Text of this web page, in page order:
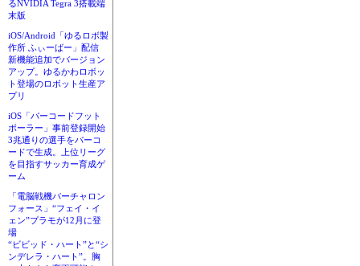
るNVIDIA Tegra 3搭載端
末版
iOS/Android「ゆるロボ製
作所 ふぃーばー」配信
新機能追加でバージョン
アップ。ゆるかわロボッ
ト登場のロボット生産ア
プリ
iOS「バーコードフット
ボーラー」事前登録開始
3兆通りの選手をバーコ
ードで生成。上位リーグ
を目指すサッカー育成ゲ
ーム
「電脳戦機バーチャロン
フォース」“フェイ・イ
ェン”プラモが12月に登
場
“ビビッド・ハート”と“シ
ンデレラ・ハート”。胸